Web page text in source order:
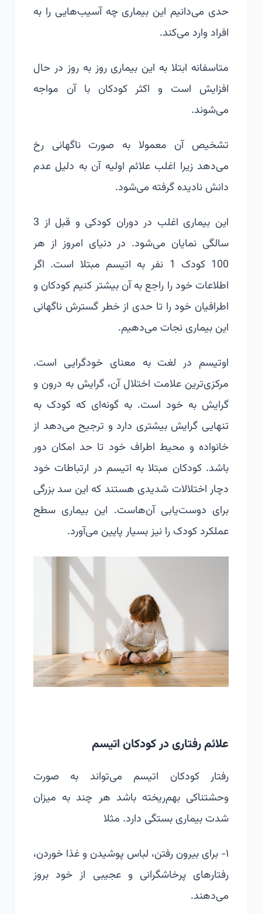
حدی می‌دانیم این بیماری چه آسیب‌هایی را به
افراد وارد می‌کند.
متاسفانه ابتلا به این بیماری روز به روز در حال
افزایش است و اکثر کودکان با آن مواجه
می‌شوند.
تشخیص آن معمولا به صورت ناگهانی رخ
می‌دهد زیرا اغلب علائم اولیه آن به دلیل عدم
دانش نادیده گرفته می‌شود.
این بیماری اغلب در دوران کودکی و قبل از 3
سالگی نمایان می‌شود. در دنیای امروز از هر
100 کودک 1 نفر به اتیسم مبتلا است. اگر
اطلاعات خود را راجع به آن بیشتر کنیم کودکان و
اطرافیان خود را تا حدی از خطر گسترش ناگهانی
این بیماری نجات می‌دهیم.
اوتیسم در لغت به معنای خودگرایی است.
مرکزی‌ترین علامت اختلال آن، گرایش به درون و
گرایش به خود است. به گونه‌ای که کودک به
تنهایی گرایش بیشتری دارد و ترجیح می‌دهد از
خانواده و محیط اطراف خود تا حد امکان دور
باشد. کودکان مبتلا به اتیسم در ارتباطات خود
دچار اختلالات شدیدی هستند که این سد بزرگی
برای دوست‌یابی آن‌هاست. این بیماری سطح
عملکرد کودک را نیز بسیار پایین می‌آورد.
علائم رفتاری در کودکان اتیسم
رفتار کودکان اتیسم می‌تواند به صورت
وحشتناکی بهم‌ریخته باشد هر چند به میزان
شدت بیماری بستگی دارد. مثلا
۱- برای بیرون رفتن، لباس پوشیدن و غذا خوردن،
رفتارهای پرخاشگرانی و عجیبی از خود بروز
می‌دهند.